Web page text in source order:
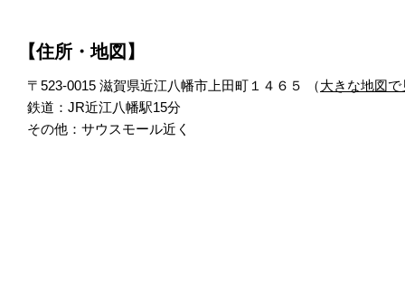
【住所・地図】
〒523-0015 滋賀県近江八幡市上田町１４６５ （大きな地図で
鉄道：JR近江八幡駅15分
その他：サウスモール近く